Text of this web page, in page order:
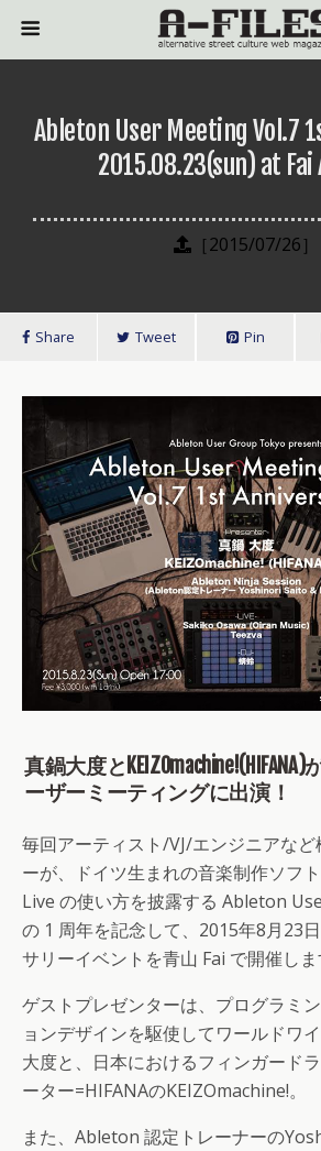
Ableton User Meeting Vol.7
2015.08.23(sun) at Fai
［2015/07/26］
Share Tweet Pin
真鍋大度とKEIZOmachine!(HIFANA)
ーザーミーティングに出演！
毎回アーティスト/VJ/エンジニアなど
ーが、ドイツ生まれの音楽制作ソフ
Live の使い方を披露する Ableton
の 1 周年を記念して、2015年8月23
サリーイベントを青山 Fai で開催しま
ゲストプレゼンターは、プログラミ
ョンデザインを駆使してワールドワ
大度と、日本におけるフィンガード
ーター=HIFANAのKEIZOmachine!。
また、Ableton 認定トレーナーの